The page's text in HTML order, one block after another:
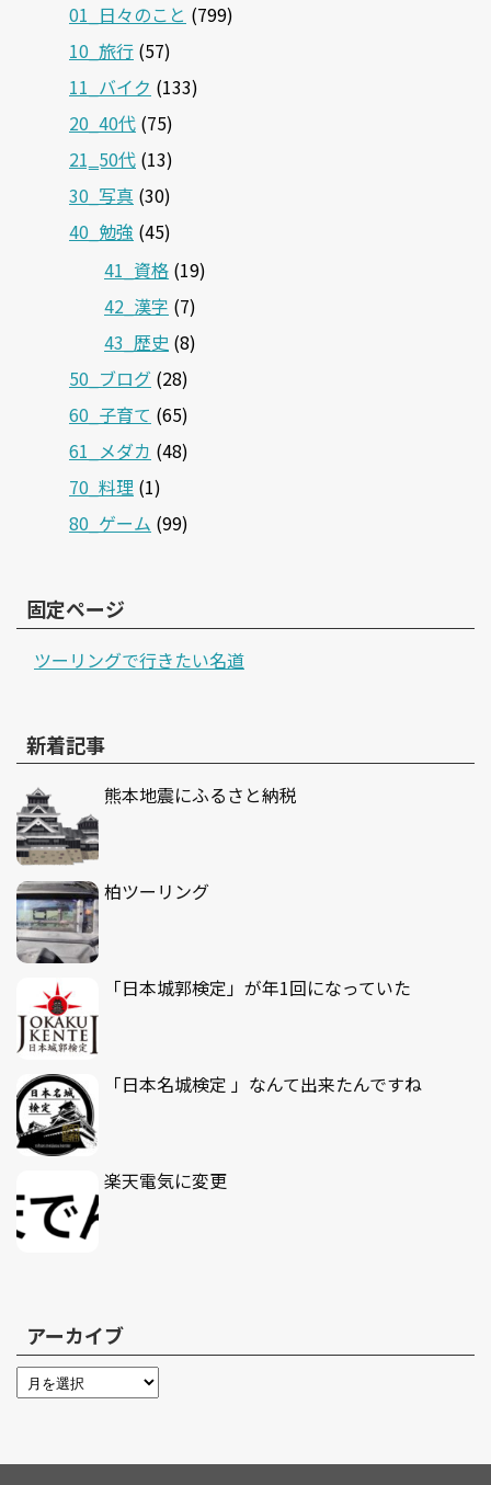
01_日々のこと (799)
10_旅行 (57)
11_バイク (133)
20_40代 (75)
21‗50代 (13)
30_写真 (30)
40_勉強 (45)
41_資格 (19)
42_漢字 (7)
43_歴史 (8)
50_ブログ (28)
60_子育て (65)
61_メダカ (48)
70_料理 (1)
80_ゲーム (99)
固定ページ
ツーリングで行きたい名道
新着記事
熊本地震にふるさと納税
柏ツーリング
「日本城郭検定」が年1回になっていた
「日本名城検定 」なんて出来たんですね
楽天電気に変更
アーカイブ